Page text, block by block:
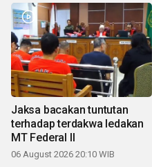
Jaksa bacakan tuntutan
terhadap terdakwa ledakan
MT Federal II
06 August 2026 20:10 WIB